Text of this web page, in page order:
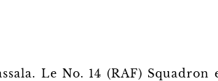
Le No. 14 (RAF) Squadron